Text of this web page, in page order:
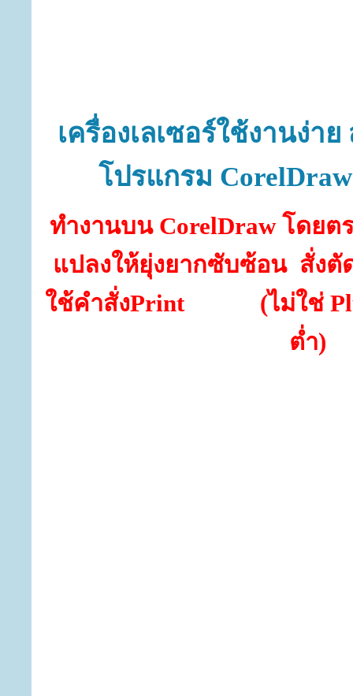
เครื่องเลเซอร์ใช้งานง่า
โปรแกรม CorelDraw
ทำงานบน CorelDraw โดยต
แปลงให้ยุ่งยากซับซ้อน สั่งตั
ใช้คำสั่งPrint (ไม่ใช่
ต่ำ)